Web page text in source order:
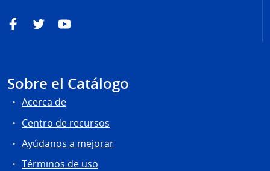
FacebookTwitterYouTube
Sobre el Catálogo
Acerca de
Centro de recursos
Ayúdanos a mejorar
Términos de uso